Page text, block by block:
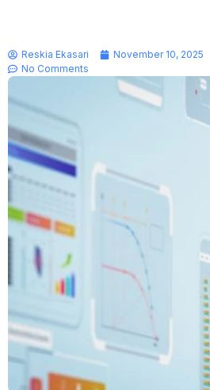
Reskia Ekasari November 10, 2025
No Comments